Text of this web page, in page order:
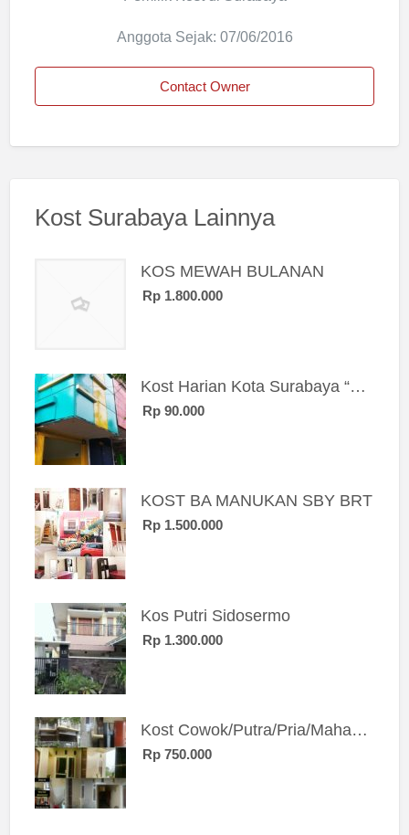
Anggota Sejak: 07/06/2016
Contact Owner
Kost Surabaya Lainnya
KOS MEWAH BULANAN
Rp 1.800.000
Kost Harian Kota Surabaya “Sierra Kost”
Rp 90.000
KOST BA MANUKAN SBY BRT
Rp 1.500.000
Kos Putri Sidosermo
Rp 1.300.000
Kost Cowok/Putra/Pria/Mahasiswa/Karyawan SIngle eksklusif bangunan baru
Rp 750.000